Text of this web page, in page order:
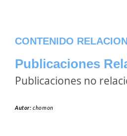
CONTENIDO
Publicaciones
Publicaciones no
Autor:chomon